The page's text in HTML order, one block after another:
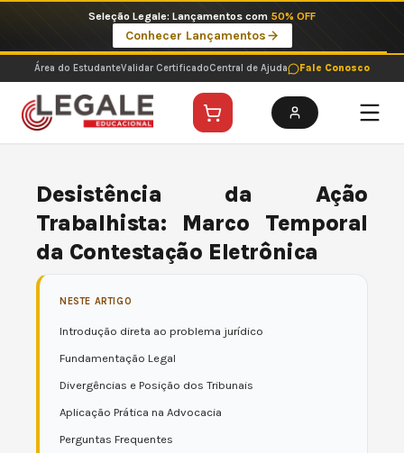
o
conteúdo
Imperdíveis no Pix: Pós Selecionadas a 199 reais no pix em parcela única
Ver ofertas
Área do EstudanteValidar CertificadoCentral de Ajuda Fale Conosco
Desistência da Ação
Trabalhista: Marco Temporal
da Contestação Eletrônica
NESTE ARTIGO
Introdução direta ao problema jurídico
Fundamentação Legal
Divergências e Posição dos Tribunais
Aplicação Prática na Advocacia
Perguntas Frequentes